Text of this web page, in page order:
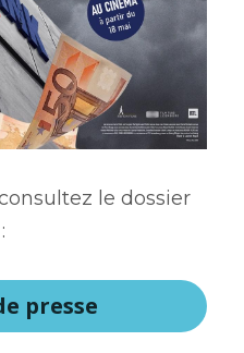
le dossier
presse